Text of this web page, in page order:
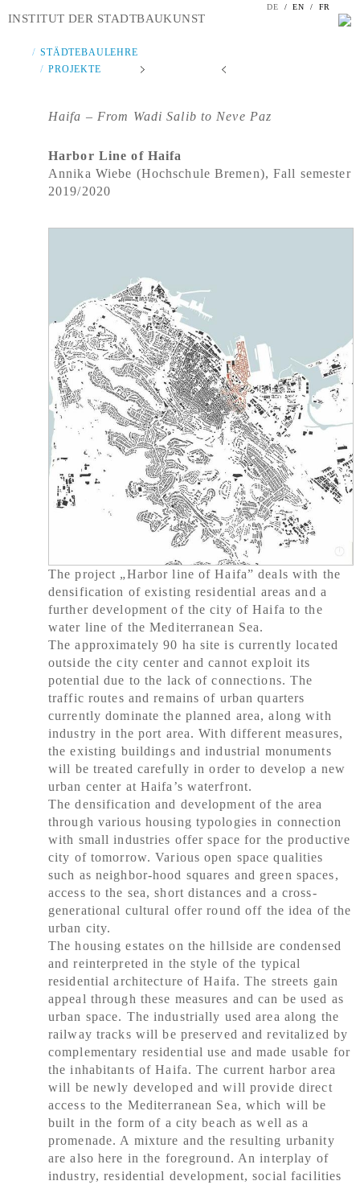
DE / EN / FR
INSTITUT DER STADTBAUKUNST
STÄDTEBAULEHRE
PROJEKTE
Haifa – From Wadi Salib to Neve Paz
Harbor Line of Haifa
Annika Wiebe (Hochschule Bremen), Fall semester
2019/2020
The project „Harbor line of Haifa” deals with the
densification of existing residential areas and a
further development of the city of Haifa to the
water line of the Mediterranean Sea.
The approximately 90 ha site is currently located
outside the city center and cannot exploit its
potential due to the lack of connections. The
traffic routes and remains of urban quarters
currently dominate the planned area, along with
industry in the port area. With different measures,
the existing buildings and industrial monuments
will be treated carefully in order to develop a new
urban center at Haifa’s waterfront.
The densification and development of the area
through various housing typologies in connection
with small industries offer space for the productive
city of tomorrow. Various open space qualities
such as neighbor-hood squares and green spaces,
access to the sea, short distances and a cross-
generational cultural offer round off the idea of the
urban city.
The housing estates on the hillside are condensed
and reinterpreted in the style of the typical
residential architecture of Haifa. The streets gain
appeal through these measures and can be used as
urban space. The industrially used area along the
railway tracks will be preserved and revitalized by
complementary residential use and made usable for
the inhabitants of Haifa. The current harbor area
will be newly developed and will provide direct
access to the Mediterranean Sea, which will be
built in the form of a city beach as well as a
promenade. A mixture and the resulting urbanity
are also here in the foreground. An interplay of
industry, residential development, social facilities